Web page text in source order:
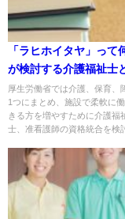
「ラヒホイタヤ」って
が検討する介護福祉士
の資格統合
厚生労働省では介護、保育、
1つにまとめ、施設で柔軟に
きる方を増やすために介護福
士、准看護師の資格統合を検